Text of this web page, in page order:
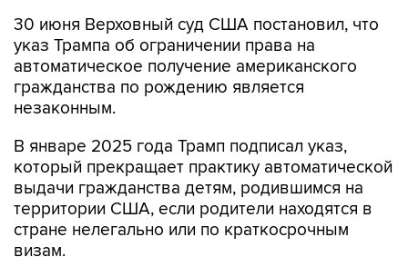
30 июня Верховный суд США постановил, что
указ Трампа об ограничении права на
автоматическое получение американского
гражданства по рождению является
незаконным.
В январе 2025 года Трамп подписал указ,
который прекращает практику автоматической
выдачи гражданства детям, родившимся на
территории США, если родители находятся в
стране нелегально или по краткосрочным
визам.